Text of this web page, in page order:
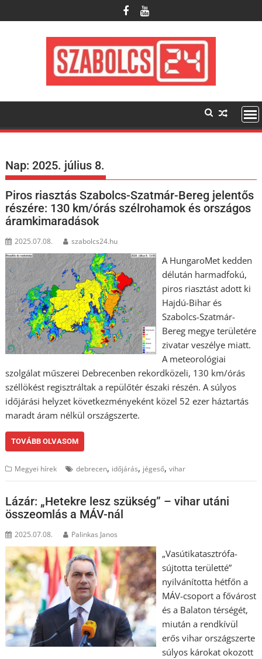
to
Nap:2025. július 8.
Piros riasztás Szabolcs-Szatmár-Bereg jelentős
részére: 130 km/órás szélrohamok és országos
áramkimaradások
2025.07.08. szabolcs24.hu
A HungaroMet kedden
délután harmadfokú,
piros riasztást adott ki
Hajdú-Bihar és
Szabolcs-Szatmár-
Bereg megye területére
zivatar veszélye miatt.
A meteorológiai
szolgálat műszerei Debrecenben rekordközeli, 130 km/órás
széllökést regisztráltak a repülőtér északi részén. A súlyos
időjárási helyzet következményeként közel 52 ezer háztartás
maradt áram nélkül országszerte.
TOVÁBB OLVASOM
Megyei hírek debrecen, időjárás, jégeső,vihar
Lázár: „Hetekre lesz szükség” – vihar utáni
összeomlás a MÁV-nál
2025.07.08. Palinkas Janos
„Vasútikatasztrófa-
sújtotta területté”
nyilvánította hétfőn a
MÁV-csoport a fővárost
és a Balaton térségét,
miután a rendkívül
erős vihar országszerte
súlyos károkat okozott